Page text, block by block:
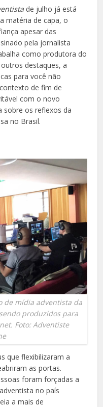
de julho já está
matéria de capa, o
apesar das
pela jornalista
como produtora do
destaques, a
para você não
de fim de
com o novo
sobre os reflexos da
no Brasil.
de mídia adventista da
produzidos para
Foto: Adventiste
que flexibilizaram a
as portas.
foram forçadas a
no país
a mais de